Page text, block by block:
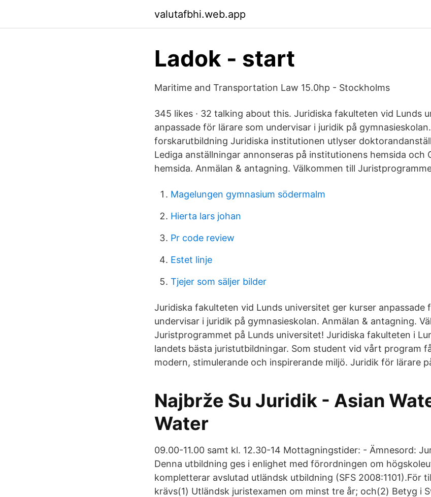
valutafbhi.web.app
Ladok - start
Maritime and Transportation Law 15.0hp - Stockholms
345 likes · 32 talking about this. Juridiska fakulteten vid Lunds
anpassade för lärare som undervisar i juridik på
forskarutbildning Juridiska institutionen utlyser
Lediga anställningar annonseras på institutionens hemsida och
hemsida. Anmälan & antagning. Välkommen till
Magelungen gymnasium södermalm
Hierta lars johan
Pr code review
Estet linje
Tjejer som säljer bilder
Juridiska fakulteten vid Lunds universitet ger kurser anpassade
undervisar i juridik på gymnasieskolan. Anmälan & antagning.
Juristprogrammet på Lunds universitet! Juridiska fakulteten i
landets bästa juristutbildningar. Som student vid vårt program
modern, stimulerande och inspirerande miljö. Juridik för lärare
Najbrže Su Juridik - Asian
Water
09.00-11.00 samt kl. 12.30-14 Mottagningstider: - Ämnesord:
Denna utbildning ges i enlighet med förordningen om
kompletterar avslutad utländsk utbildning (SFS 2008:1101).För
krävs(1) Utländsk juristexamen om minst tre år; och(2) Betyg i